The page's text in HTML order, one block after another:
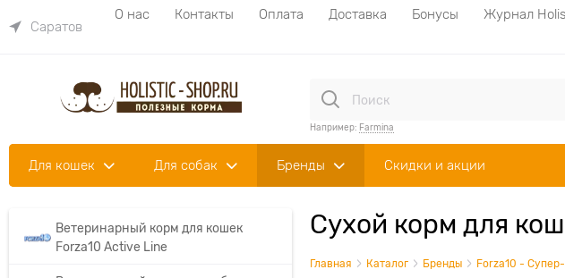
Саратов
О нас Контакты Оплата Доставка Бонусы
Журнал
Например: Farmina
Для кошек Для собак Бренды Скидки и акции
Ветеринарный корм для кошек
Forza10 Aсtive Line
Сухой корм для
Главная Каталог Бренды Forza10 -